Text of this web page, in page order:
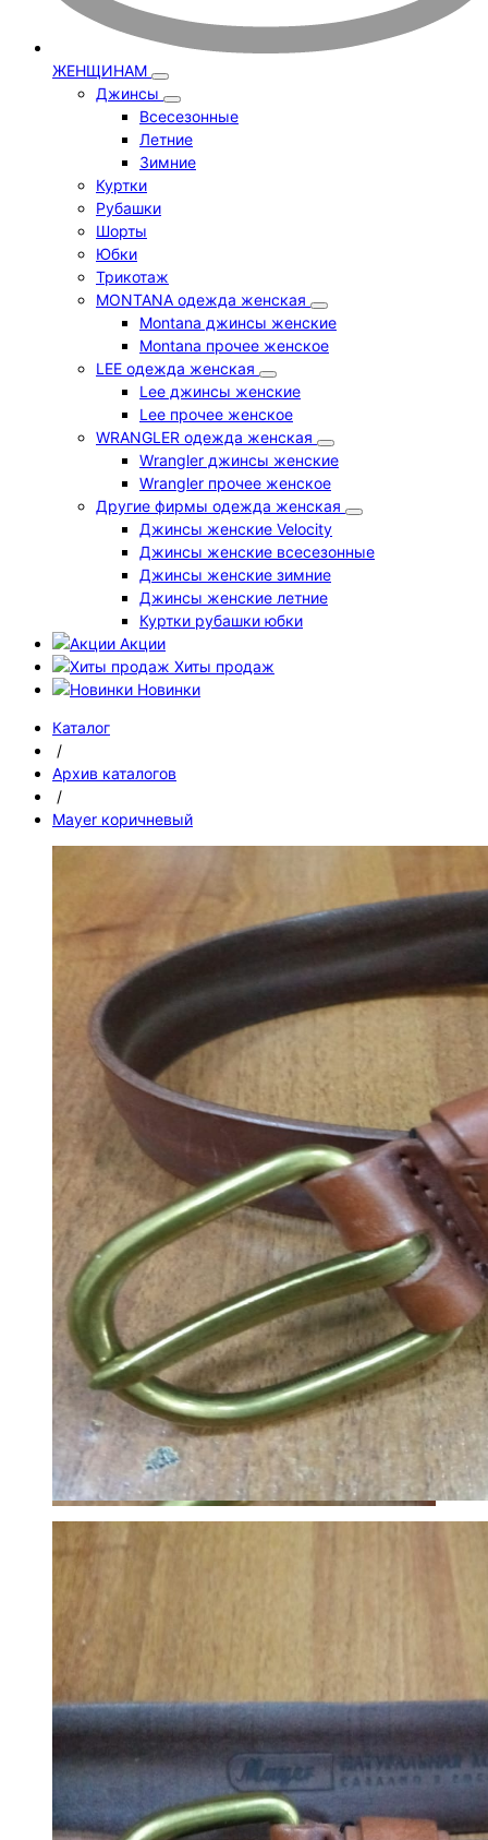
ЖЕНЩИНАМ
Джинсы
Всесезонные
Летние
Зимние
Куртки
Рубашки
Шорты
Юбки
Трикотаж
MONTANA одежда женская
Montana джинсы женские
Montana прочее женское
LEE одежда женская
Lee джинсы женские
Lee прочее женское
WRANGLER одежда женская
Wrangler джинсы женские
Wrangler прочее женское
Другие фирмы одежда женская
Джинсы женские Velocity
Джинсы женские всесезонные
Джинсы женские зимние
Джинсы женские летние
Куртки рубашки юбки
Акции
Хиты продаж
Новинки
Каталог
/
Архив каталогов
/
Mayer коричневый